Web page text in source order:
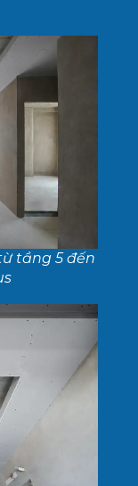
tầng 5 đến